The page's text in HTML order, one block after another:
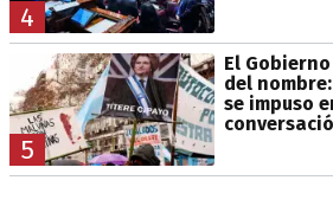
4
5
El
del
se impuso